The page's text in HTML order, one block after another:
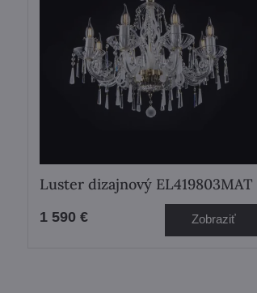
Luster dizajnový EL419803MAT
1 590 € Zobraziť